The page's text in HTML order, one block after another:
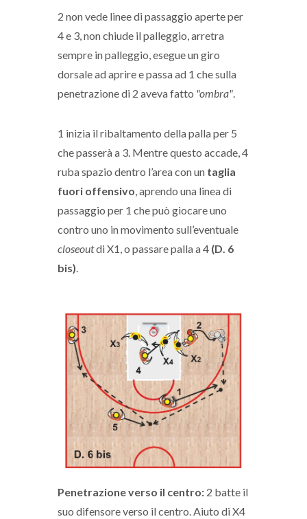
2 non vede linee di passaggio aperte per
4 e 3, non chiude il palleggio, arretra
sempre in palleggio, esegue un giro
dorsale ad aprire e passa ad 1 che sulla
penetrazione di 2 aveva fatto "ombra".
1 inizia il ribaltamento della palla per 5
che passerà a 3. Mentre questo accade, 4
ruba spazio dentro l’area con un taglia
fuori offensivo, aprendo una linea di
passaggio per 1 che può giocare uno
contro uno in movimento sull’eventuale
closeoutdi X1, o passare palla a 4 (D. 6
bis).
Penetrazione verso il centro: 2 batte il
suo difensore verso il centro. Aiuto di X4